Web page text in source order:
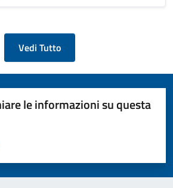
Vedi Tutto
le informazioni su questa
5 stelle su 5
stelle su 5
su 5
5